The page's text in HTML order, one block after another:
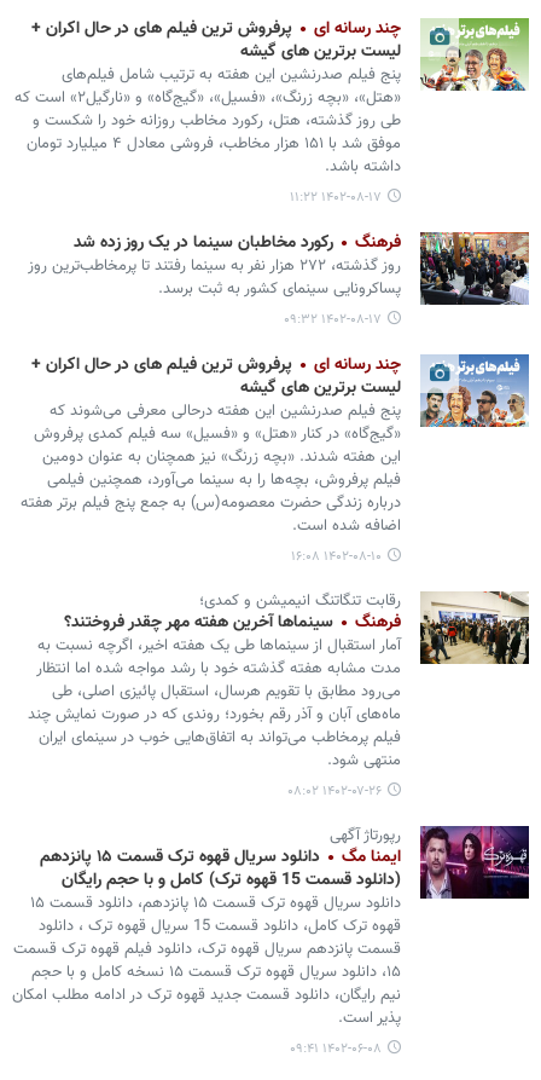
چند رسانه ای
پرفروش ترین فیلم های در حال اکران +
لیست برترین های گیشه
پنج فیلم صدرنشین این هفته به ترتیب شامل فیلم‌های
«هتل»، «بچه زرنگ»، «فسیل»، «گیج‌گاه» و «نارگیل۲» است که
طی روز گذشته، هتل، رکورد مخاطب روزانه خود را شکست و
موفق شد با ۱۵۱ هزار مخاطب، فروشی معادل ۴ میلیارد تومان
داشته باشد.
۱۴۰۲-۰۸-۱۷ ۱۱:۲۲
فرهنگ رکورد مخاطبان سینما در یک روز زده شد
روز گذشته، ۲۷۲ هزار نفر به سینما رفتند تا پرمخاطب‌ترین روز
پساکرونایی سینمای کشور به ثبت برسد.
۱۴۰۲-۰۸-۱۷ ۰۹:۳۲
چند رسانه ای
پرفروش ترین فیلم های در حال اکران +
لیست برترین های گیشه
پنج فیلم صدرنشین این هفته درحالی معرفی می‌شوند که
«گیج‌گاه» در کنار «هتل» و «فسیل» سه فیلم کمدی پرفروش
این هفته شدند. «بچه زرنگ» نیز همچنان به عنوان دومین
فیلم پرفروش، بچه‌ها را به سینما می‌آورد، همچنین فیلمی
درباره زندگی حضرت معصومه(س) به جمع پنج فیلم برتر هفته
اضافه شده است.
۱۴۰۲-۰۸-۱۰ ۱۶:۰۸
رقابت تنگاتنگ انیمیشن و کمدی؛
فرهنگ سینماها آخرین هفته مهر چقدر فروختند؟
آمار استقبال از سینماها طی یک هفته اخیر، اگرچه نسبت به
مدت مشابه هفته گذشته خود با رشد مواجه شده اما انتظار
می‌رود مطابق با تقویم هرسال، استقبال پائیزی اصلی، طی
ماه‌های آبان و آذر رقم بخورد؛ روندی که در صورت نمایش چند
فیلم پرمخاطب می‌تواند به اتفاق‌هایی خوب در سینمای ایران
منتهی شود.
۱۴۰۲-۰۷-۲۶ ۰۸:۰۲
رپورتاژ آگهی
ایمنا مگ
دانلود سریال قهوه ترک قسمت ۱۵ پانزدهم
(دانلود قسمت 15 قهوه ترک) کامل و با حجم رایگان
دانلود سریال قهوه ترک قسمت ۱۵ پانزدهم، دانلود قسمت ۱۵
قهوه ترک کامل، دانلود قسمت 15 سریال قهوه ترک ، دانلود
قسمت پانزدهم سریال قهوه ترک، دانلود فیلم قهوه ترک قسمت
۱۵، دانلود سریال قهوه ترک قسمت ۱۵ نسخه کامل و با حجم
نیم رایگان، دانلود قسمت جدید قهوه ترک در ادامه مطلب امکان
پذیر است.
۱۴۰۲-۰۶-۰۸ ۰۹:۴۱